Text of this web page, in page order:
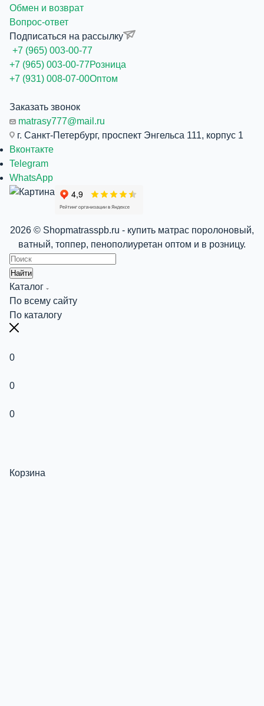
Обмен и возврат
Вопрос-ответ
Подписаться на рассылку
+7 (965) 003-00-77
+7 (965) 003-00-77Розница
+7 (931) 008-07-00Оптом
Заказать звонок
matrasy777@mail.ru
г. Санкт-Петербург, проспект Энгельса 111, корпус 1
Вконтакте
Telegram
WhatsApp
2026 © Shopmatrasspb.ru - купить матрас поролоновый,
ватный, топпер, пенополиуретан оптом и в розницу.
Найти
Каталог
По всему сайту
По каталогу
0
0
0
Корзина